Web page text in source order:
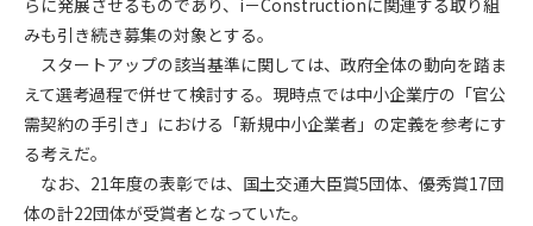
みも引き続き募集の対象とする。
スタートアップの該当基準に関しては、政府全体の動向を踏ま
えて選考過程で併せて検討する。現時点では中小企業庁の「官公
需契約の手引き」における「新規中小企業者」の定義を参考にす
る考えだ。
なお、21年度の表彰では、国土交通大臣賞5団体、優秀賞17団
体の計22団体が受賞者となっていた。
(5) その他管理者が会員とすることを不適当と判断した場合
2. 管理者は承認後であっても承認した会員が前項の何れかに該
当することが判明した場合、会員資格を取り消すことがあり
ます。
第5条（IDおよびパスワードの管理）
1. 会員は申込の際に管理者が発行したIDおよびパスワードの使
用および管理について責任を負うものとします。